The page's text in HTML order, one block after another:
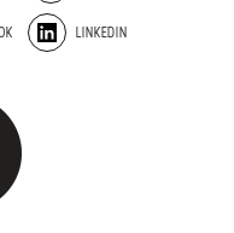
LINKEDIN